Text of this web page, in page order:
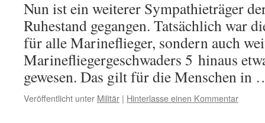
Nun ist ein wei­te­rer Sympathieträger
Ruhestand gegan­gen. Tatsächlich war
für alle Marineflieger, son­dern auch
Marinefliegergeschwaders 5 hin­aus
gewe­sen. Das gilt für die Menschen
Veröffentlicht unter Militär | Hinterlasse einen Kommentar